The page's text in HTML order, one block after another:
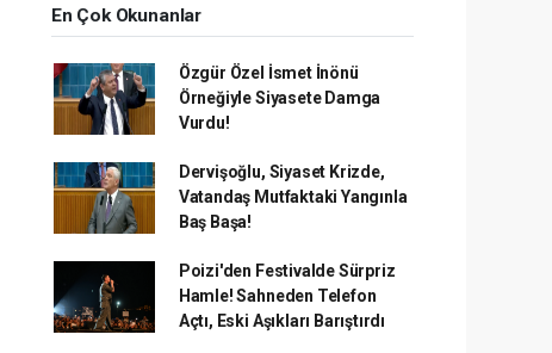
En Çok Okunanlar
Özgür Özel İsmet İnönü
Örneğiyle Siyasete Damga
Vurdu!
Dervişoğlu, Siyaset Krizde,
Vatandaş Mutfaktaki Yangınla
Baş Başa!
Poizi'den Festivalde Sürpriz
Hamle! Sahneden Telefon
Açtı, Eski Aşıkları Barıştırdı